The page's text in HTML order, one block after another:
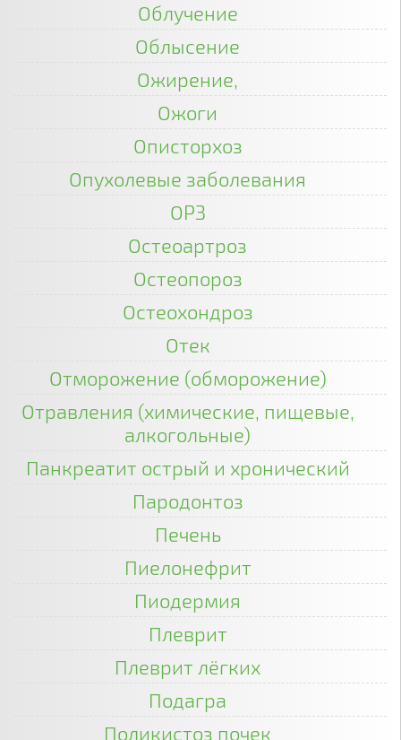
Облучение
Облысение
Ожирение,
Ожоги
Описторхоз
Опухолевые заболевания
ОРЗ
Остеоартроз
Остеопороз
Остеохондроз
Отек
Отморожение (обморожение)
Отравления (химические, пищевые,
алкогольные)
Панкреатит острый и хронический
Пародонтоз
Печень
Пиелонефрит
Пиодермия
Плеврит
Плеврит лёгких
Подагра
Поликистоз почек